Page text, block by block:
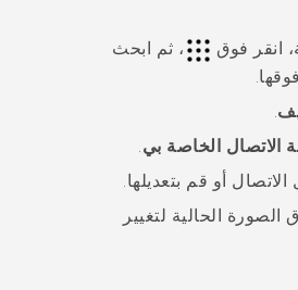
، انقر فوق
، ثم ابحث
الاتصال الخاصة بي
أو قم بتعديلها.
الصورة الحالية لتغيير